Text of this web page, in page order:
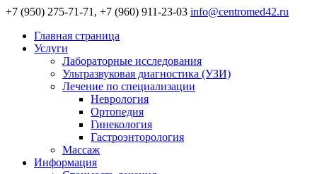
+7 (950) 275-71-71, +7 (960) 911-23-03 info@centromed42.ru
Главная страница
Услуги
Лабораторные исследования
Ультразвуковая диагностика (УЗИ)
Лечение по специализации
Неврология
Ортопедия
Гинекология
Гастроэнторология
Массаж
Информация